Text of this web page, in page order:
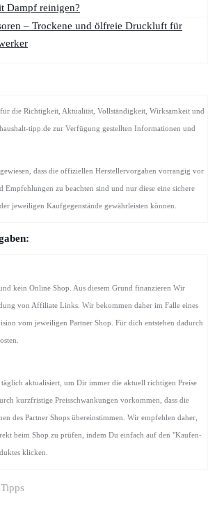
Dampf reinigen?
– Trockene und ölfreie Druckluft für
die Richtigkeit, Aktualität, Vollständigkeit, Wirksamkeit und
tipp.de zur Verfügung gestellten Informationen und
dass die offiziellen Herstellervorgaben vorrangig vor
Empfehlungen zu beachten sind und nur diese eine sichere
jeweiligen Kaufgegenstände gewährleisten können.
kein Online Shop. Aus diesem Grund finanzieren Wir
von Affiliate Links. Wir bekommen daher im Falle eines
vom jeweiligen Partner Shop. Für dich entstehen dadurch
täglich aktualisiert, um Dir immer die aktuell richtigen Preise
kurzfristige Preisschwankungen vorkommen, dass die
des Partner Shops übereinstimmen. Wir empfehlen daher,
beim Shop zu prüfen, indem Du einfach auf den "Kaufen-
klicken.